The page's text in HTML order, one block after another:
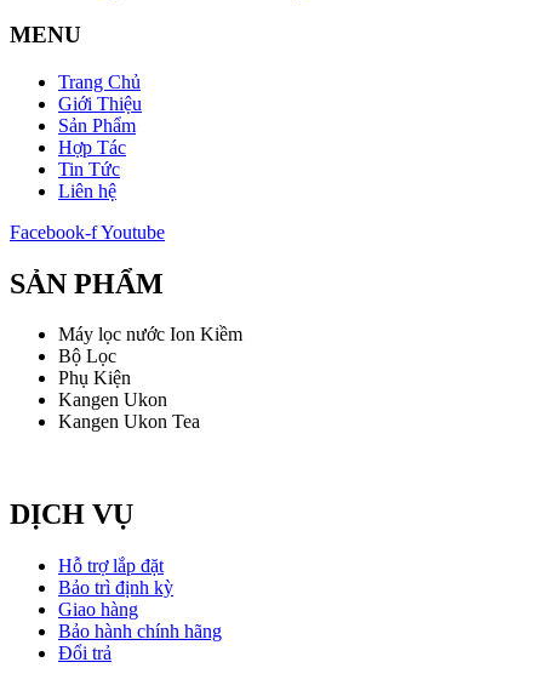
MENU
Trang Chủ
Giới Thiệu
Sản Phẩm
Hợp Tác
Tin Tức
Liên hệ
Facebook-fYoutube
SẢN PHẨM
Máy lọc nước Ion Kiềm
Bộ Lọc
Phụ Kiện
Kangen Ukon
Kangen Ukon Tea
DỊCH VỤ
Hỗ trợ lắp đặt
Bảo trì định kỳ
Giao hàng
Bảo hành chính hãng
Đổi trả